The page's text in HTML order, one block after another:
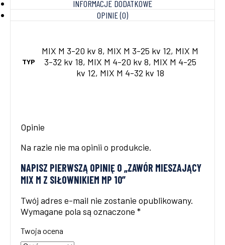
INFORMACJE DODATKOWE
OPINIE (0)
TYP
MIX M 3-20 kv 8, MIX M 3-25 kv 12, MIX M
3-32 kv 18, MIX M 4-20 kv 8, MIX M 4-25
kv 12, MIX M 4-32 kv 18
Opinie
Na razie nie ma opinii o produkcie.
NAPISZ PIERWSZĄ OPINIĘ O „ZAWÓR MIESZAJĄCY
MIX M Z SIŁOWNIKIEM MP 10”
Twój adres e-mail nie zostanie opublikowany.
Wymagane pola są oznaczone *
Twoja ocena